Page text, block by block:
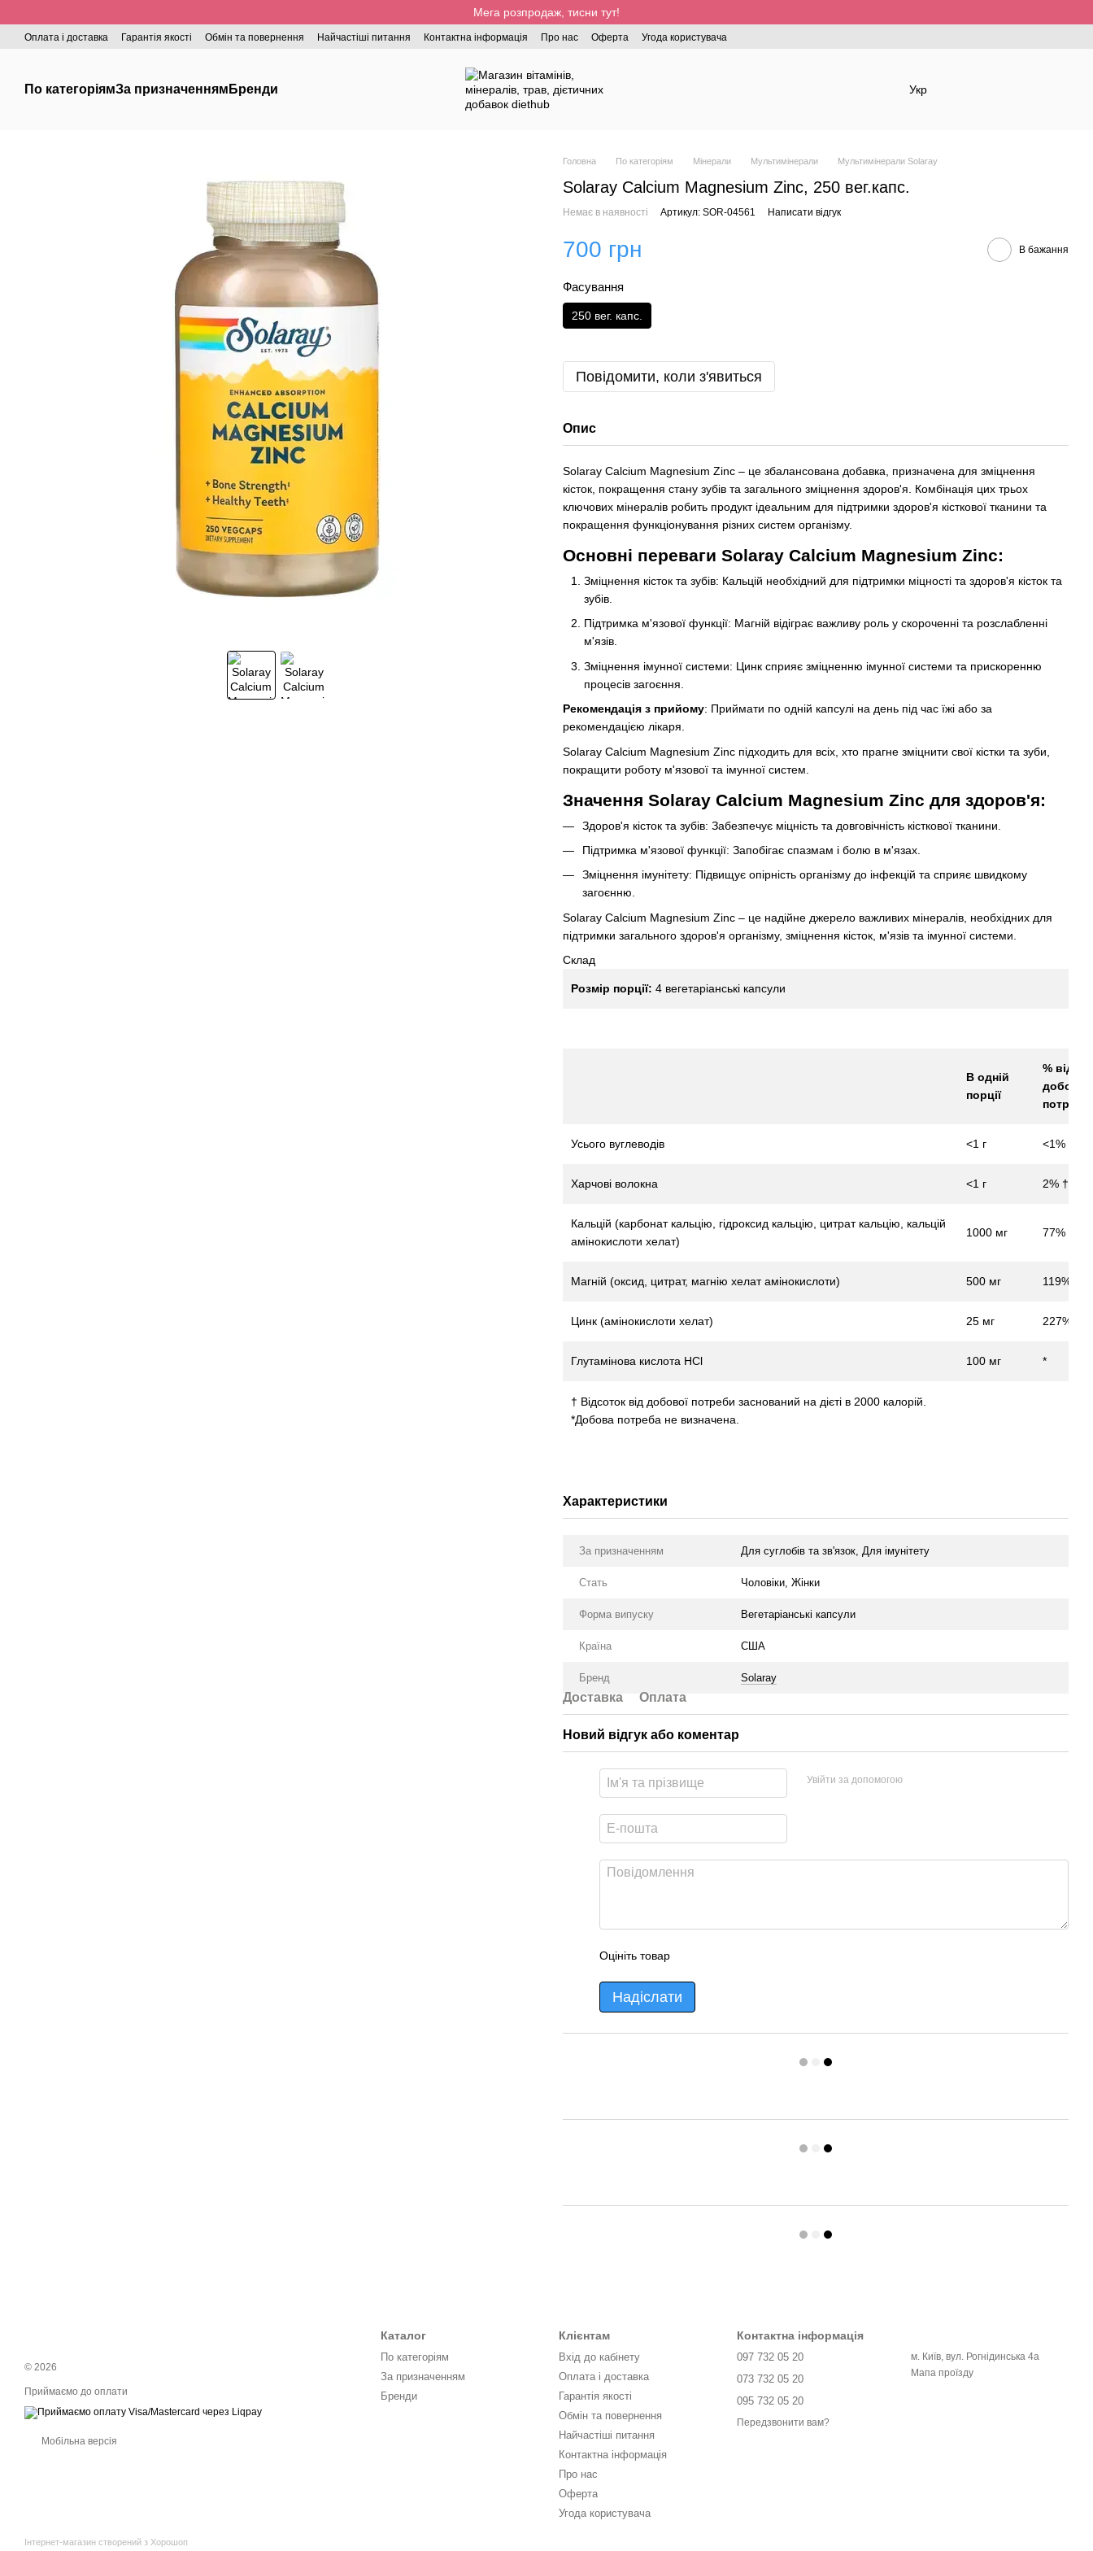
Мега розпродаж, тисни тут!
Оплата і доставка Гарантія якості Обмін та повернення Найчастіші питання Контактна інформація Про нас Оферта Угода користувача
По категоріямЗа призначенням Бренди Укр
Головна По категоріям Мінерали Мультимінерали Мультимінерали Solaray
Solaray Calcium Magnesium Zinc, 250 вег.капс.
Немає в наявності Артикул: SOR-04561 Написати відгук
700 грн В бажання
Фасування
250 вег. капс.
Повідомити, коли з'явиться
Опис
Solaray Calcium Magnesium Zinc – це збалансована добавка, призначена для зміцнення
кісток, покращення стану зубів та загального зміцнення здоров'я. Комбінація цих трьох
ключових мінералів робить продукт ідеальним для підтримки здоров'я кісткової тканини та
покращення функціонування різних систем організму.
Основні переваги Solaray Calcium Magnesium Zinc:
Зміцнення кісток та зубів: Кальцій необхідний для підтримки міцності та здоров'я кісток та
зубів.
Підтримка м'язової функції: Магній відіграє важливу роль у скороченні та розслабленні
м'язів.
Зміцнення імунної системи: Цинк сприяє зміцненню імунної системи та прискоренню
процесів загоєння.
Рекомендація з прийому: Приймати по одній капсулі на день під час їжі або за
рекомендацією лікаря.
Solaray Calcium Magnesium Zinc підходить для всіх, хто прагне зміцнити свої кістки та зуби,
покращити роботу м'язової та імунної систем.
Значення Solaray Calcium Magnesium Zinc для здоров'я:
Здоров'я кісток та зубів: Забезпечує міцність та довговічність кісткової тканини.
Підтримка м'язової функції: Запобігає спазмам і болю в м'язах.
Зміцнення імунітету: Підвищує опірність організму до інфекцій та сприяє швидкому
загоєнню.
Solaray Calcium Magnesium Zinc – це надійне джерело важливих мінералів, необхідних для
підтримки загального здоров'я організму, зміцнення кісток, м'язів та імунної системи.
Склад
Розмір порції: 4 вегетаріанські капсули
В одній
порції
% від
добової
потреби
Усього вуглеводів <1 г <1% †
Харчові волокна <1 г 2% †
Кальцій (карбонат кальцію, гідроксид кальцію, цитрат кальцію, кальцій
амінокислоти хелат)
1000 мг 77%
Магній (оксид, цитрат, магнію хелат амінокислоти) 500 мг 119%
Цинк (амінокислоти хелат) 25 мг 227%
Глутамінова кислота HCl 100 мг *
† Відсоток від добової потреби заснований на дієті в 2000 калорій.
*Добова потреба не визначена.
Характеристики
За призначенням Для суглобів та зв'язок, Для імунітету
Стать Чоловіки, Жінки
Форма випуску Вегетаріанські капсули
Країна США
Бренд Solaray
Доставка Оплата
Новий відгук або коментар
Увійти за допомогою
Оцініть товар
Надіслати
© 2026
Приймаємо до оплати
Мобільна версія
Інтернет-магазин створений з Хорошоп
Каталог
По категоріям
За призначенням
Бренди
Клієнтам
Вхід до кабінету
Оплата і доставка
Гарантія якості
Обмін та повернення
Найчастіші питання
Контактна інформація
Про нас
Оферта
Угода користувача
Контактна інформація
097 732 05 20
073 732 05 20
095 732 05 20
Передзвонити вам?
м. Київ, вул. Рогнідинська 4а
Мапа проїзду